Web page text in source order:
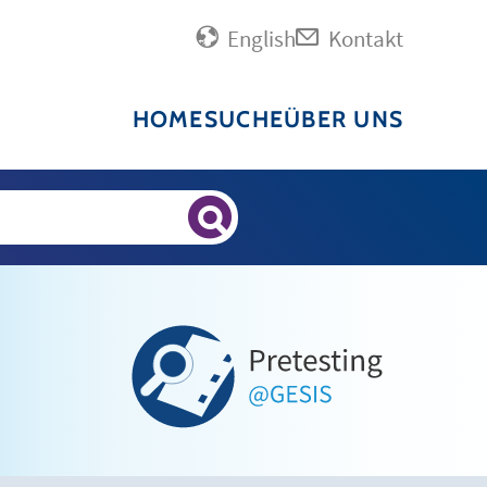
English Kontakt
HOMESUCHEÜBER UNS